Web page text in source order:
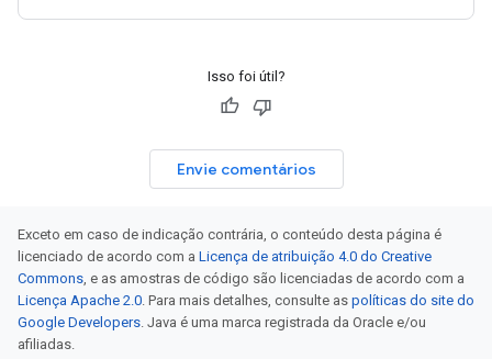
Isso foi útil?
Envie comentários
Exceto em caso de indicação contrária, o conteúdo desta página é
licenciado de acordo com a Licença de atribuição 4.0 do Creative
Commons, e as amostras de código são licenciadas de acordo com a
Licença Apache 2.0. Para mais detalhes, consulte as políticas do site do
Google Developers. Java é uma marca registrada da Oracle e/ou
afiliadas.